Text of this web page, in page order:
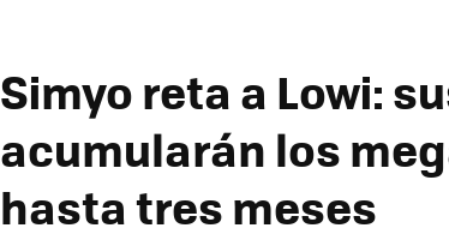
Simyo reta a Lowi:
acumularán los
hasta tres meses